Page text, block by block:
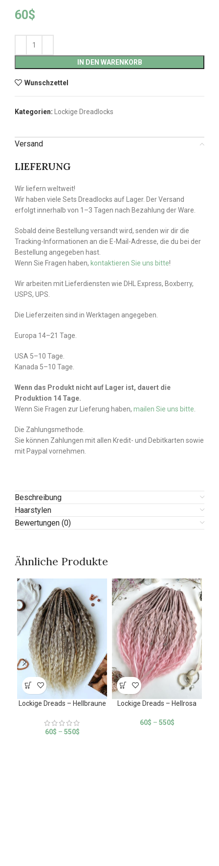
60$
IN DEN WARENKORB
Wunschzettel
Kategorien: Lockige Dreadlocks
Versand
LIEFERUNG
Wir liefern weltweit!
Wir haben viele Sets Dreadlocks auf Lager. Der Versand
erfolgt innerhalb von 1–3 Tagen nach Bezahlung der Ware.
Sobald deine Bestellung versandt wird, senden wir dir die
Tracking-Informationen an die E-Mail-Adresse, die du bei der
Bestellung angegeben hast.
Wenn Sie Fragen haben, kontaktieren Sie uns bitte!
Wir arbeiten mit Lieferdiensten wie DHL Express, Boxberry,
USPS, UPS.
Die Lieferzeiten sind in Werktagen angegeben.
Europa 14–21 Tage.
USA 5–10 Tage.
Kanada 5–10 Tage.
Wenn das Produkt nicht auf Lager ist, dauert die
Produktion 14 Tage.
Wenn Sie Fragen zur Lieferung haben, mailen Sie uns bitte.
Die Zahlungsmethode.
Sie können Zahlungen mit allen Kredit- und Debitkarten sowie
mit Paypal vornehmen.
Beschreibung
Haarstylen
Bewertungen (0)
Ähnliche Produkte
Lockige Dreads – Hellbraune
60$ – 550$
Lockige Dreads – Hellrosa
60$ – 550$